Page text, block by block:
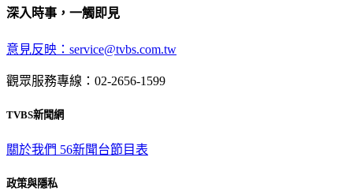
深入時事，一觸即見
意見反映：service@tvbs.com.tw
觀眾服務專線：02-2656-1599
TVBS新聞網
關於我們 56新聞台節目表
政策與隱私